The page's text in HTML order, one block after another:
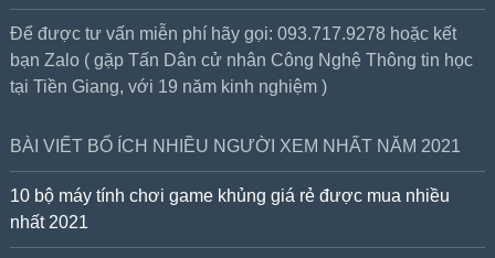
Để được tư vấn miễn phí hãy gọi: 093.717.9278 hoặc kết
bạn Zalo ( gặp Tấn Dân cử nhân Công Nghệ Thông tin học
tại Tiền Giang, với 19 năm kinh nghiệm )
BÀI VIẾT BỔ ÍCH NHIỀU NGƯỜI XEM NHẤT NĂM 2021
10 bộ máy tính chơi game khủng giá rẻ được mua nhiều
nhất 2021